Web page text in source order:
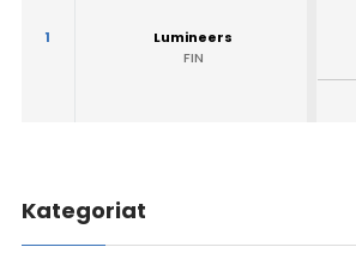
1
Lumineers
FIN
Kategoriat